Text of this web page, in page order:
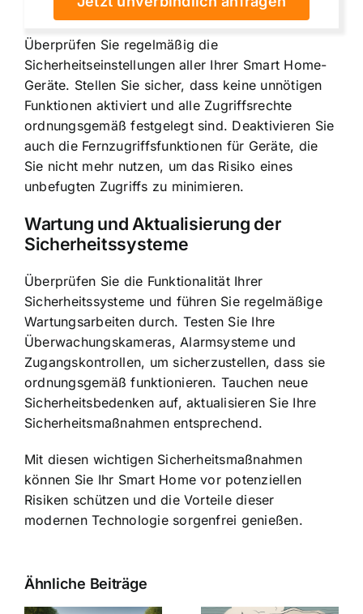
Überprüfen Sie regelmäßig die
Sicherheitseinstellungen aller Ihrer Smart Home-
Geräte. Stellen Sie sicher, dass keine unnötigen
Funktionen aktiviert und alle Zugriffsrechte
ordnungsgemäß festgelegt sind. Deaktivieren Sie
auch die Fernzugriffsfunktionen für Geräte, die
Sie nicht mehr nutzen, um das Risiko eines
unbefugten Zugriffs zu minimieren.
Wartung und Aktualisierung der
Sicherheitssysteme
Überprüfen Sie die Funktionalität Ihrer
Sicherheitssysteme und führen Sie regelmäßige
Wartungsarbeiten durch. Testen Sie Ihre
Überwachungskameras, Alarmsysteme und
Zugangskontrollen, um sicherzustellen, dass sie
ordnungsgemäß funktionieren. Tauchen neue
Sicherheitsbedenken auf, aktualisieren Sie Ihre
Sicherheitsmaßnahmen entsprechend.
Mit diesen wichtigen Sicherheitsmaßnahmen
können Sie Ihr Smart Home vor potenziellen
Risiken schützen und die Vorteile dieser
modernen Technologie sorgenfrei genießen.
Ähnliche Beiträge